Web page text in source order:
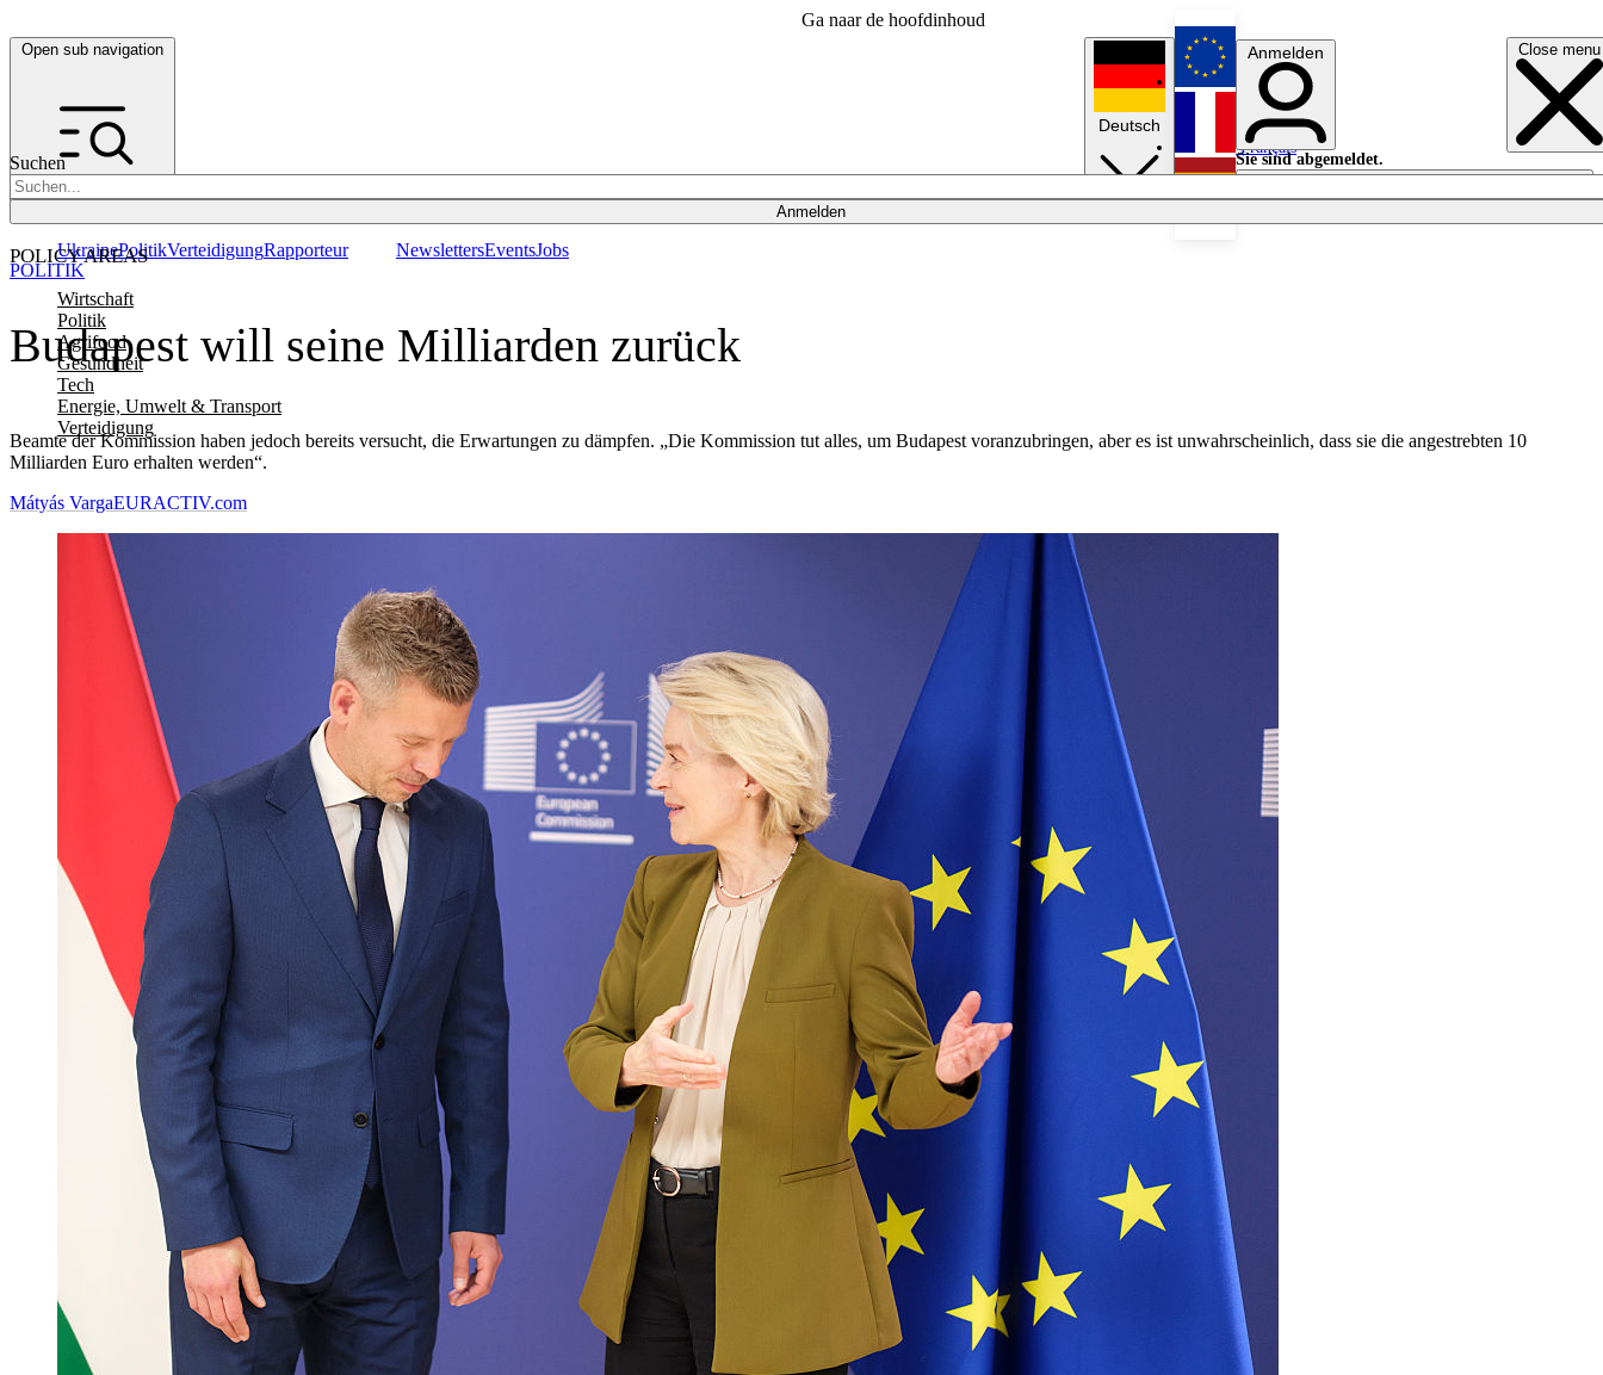
Ga naar de hoofdinhoud
Open sub navigation Close menu
Suchen
Anmelden
POLICY AREAS
Wirtschaft
Politik
Agrifood
Gesundheit
Tech
Energie, Umwelt & Transport
Verteidigung
UkrainePolitikVerteidigungRapporteur NewslettersEventsJobs
Deutsch
English
Français
Anmelden
Sie sind abgemeldet.
Anmelden
Licht aus
Budapest will seine Milliarden zurück
Beamte der Kommission haben jedoch bereits versucht, die Erwartungen zu dämpfen. „Die Kommission tut alles, um Budapest voranzubringen, aber es ist unwahrscheinlich, dass sie die angestrebten 10
Milliarden Euro erhalten werden“.
POLITIK
Mátyás VargaEURACTIV.com